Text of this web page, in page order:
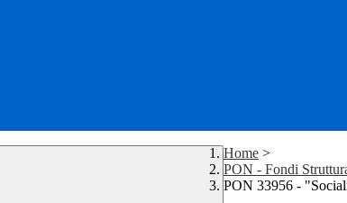
Home >
PON - Fondi
PON 33956 -